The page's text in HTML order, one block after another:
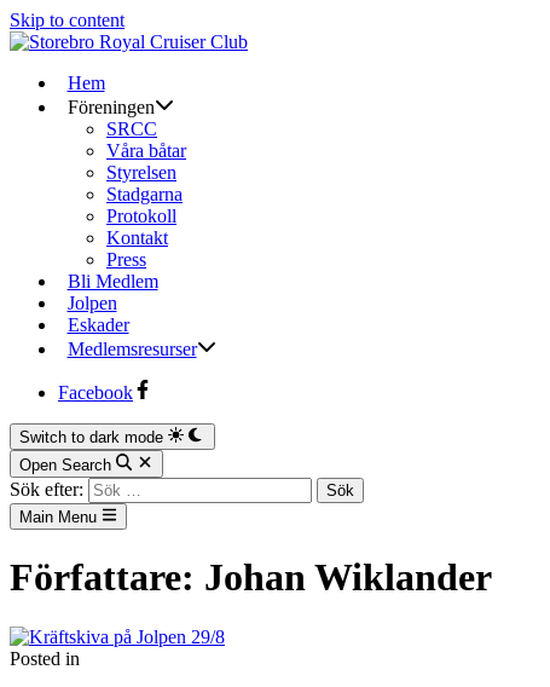
Skip to content
Hem
Föreningen
SRCC
Våra båtar
Styrelsen
Stadgarna
Protokoll
Kontakt
Press
Bli Medlem
Jolpen
Eskader
Medlemsresurser
Facebook
Switch to dark mode
Open Search
Sök efter:
Main Menu
Författare: Johan Wiklander
Posted in